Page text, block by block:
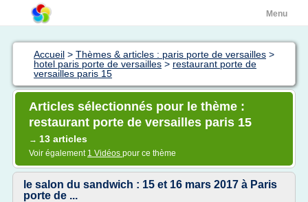
Menu
Accueil > Thèmes & articles : paris porte de versailles >
hotel paris porte de versailles > restaurant porte de
versailles paris 15
Articles sélectionnés pour le thème :
restaurant porte de versailles paris 15
→ 13 articles
Voir également 1 Vidéos pour ce thème
le salon du sandwich : 15 et 16 mars 2017 à Paris
porte de ...